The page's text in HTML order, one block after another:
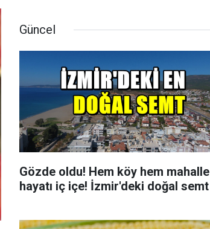
Güncel
Gözde oldu! Hem köy hem mahalle
hayatı iç içe! İzmir'deki doğal semt